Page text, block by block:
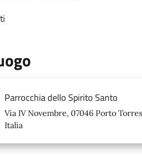
Parrocchia dello Spirito Santo
Via IV Novembre, 07046 Porto Torres
Italia